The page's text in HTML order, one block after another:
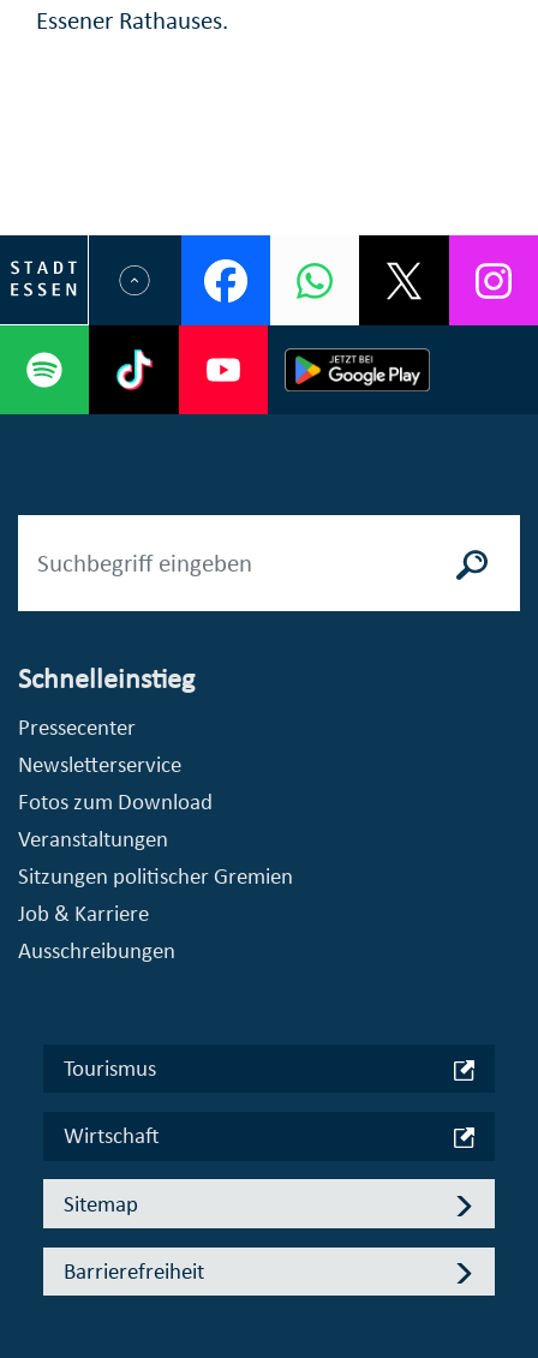
Essener Rathauses.
Schnelleinstieg
Pressecenter
Newsletterservice
Fotos zum Download
Veranstaltungen
Sitzungen politischer Gremien
Job & Karriere
Ausschreibungen
Tourismus
Wirtschaft
Sitemap
Barrierefreiheit